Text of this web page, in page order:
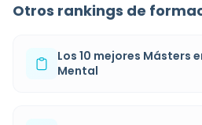
Otros rankings de
Los 10 mejores Másters
Mental